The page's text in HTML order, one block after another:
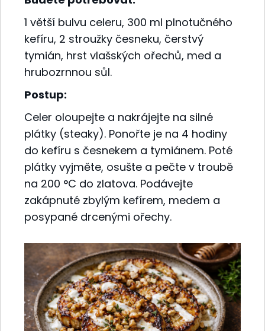
1 větší bulvu celeru, 300 ml plnotučného
kefíru, 2 stroužky česneku, čerstvý
tymián, hrst vlašských ořechů, med a
hrubozrnnou sůl.
Postup:
Celer oloupejte a nakrájejte na silné
plátky (steaky). Ponořte je na 4 hodiny
do kefíru s česnekem a tymiánem. Poté
plátky vyjměte, osušte a pečte v troubě
na 200 °C do zlatova. Podávejte
zakápnuté zbylým kefírem, medem a
posypané drcenými ořechy.